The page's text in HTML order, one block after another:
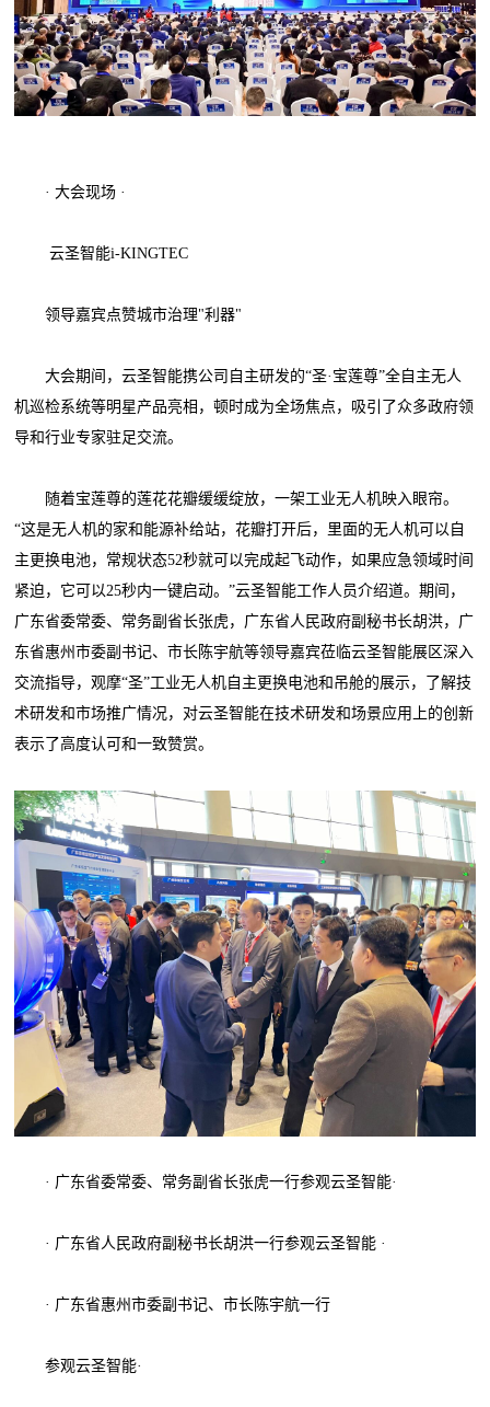
· 大会现场 ·
云圣智能i-KINGTEC
领导嘉宾点赞城市治理"利器"
大会期间，云圣智能携公司自主研发的“圣·宝莲尊”全自主无人
机巡检系统等明星产品亮相，顿时成为全场焦点，吸引了众多政府领
导和行业专家驻足交流。
随着宝莲尊的莲花花瓣缓缓绽放，一架工业无人机映入眼帘。
“这是无人机的家和能源补给站，花瓣打开后，里面的无人机可以自
主更换电池，常规状态52秒就可以完成起飞动作，如果应急领域时间
紧迫，它可以25秒内一键启动。”云圣智能工作人员介绍道。期间，
广东省委常委、常务副省长张虎，广东省人民政府副秘书长胡洪，广
东省惠州市委副书记、市长陈宇航等领导嘉宾莅临云圣智能展区深入
交流指导，观摩“圣”工业无人机自主更换电池和吊舱的展示，了解技
术研发和市场推广情况，对云圣智能在技术研发和场景应用上的创新
表示了高度认可和一致赞赏。
· 广东省委常委、常务副省长张虎一行参观云圣智能·
· 广东省人民政府副秘书长胡洪一行参观云圣智能 ·
· 广东省惠州市委副书记、市长陈宇航一行
参观云圣智能·